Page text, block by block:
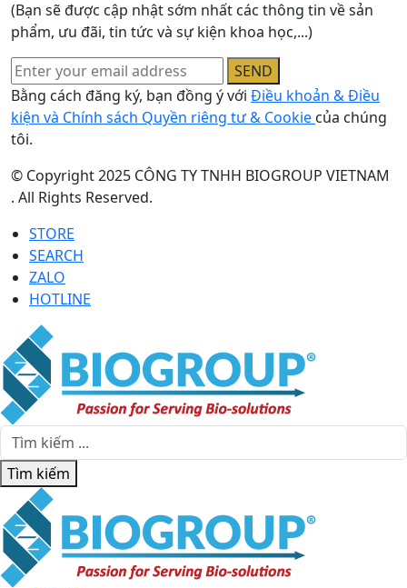
(Bạn sẽ được cập nhật sớm nhất các thông tin về sản
phẩm, ưu đãi, tin tức và sự kiện khoa học,...)
SEND
Bằng cách đăng ký, bạn đồng ý với Điều khoản & Điều
kiện và Chính sách Quyền riêng tư & Cookie của chúng
tôi.
© Copyright 2025 CÔNG TY TNHH BIOGROUP VIETNAM
. All Rights Reserved.
STORE
SEARCH
ZALO
HOTLINE
Tìm kiếm